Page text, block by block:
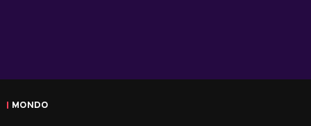
MONDO